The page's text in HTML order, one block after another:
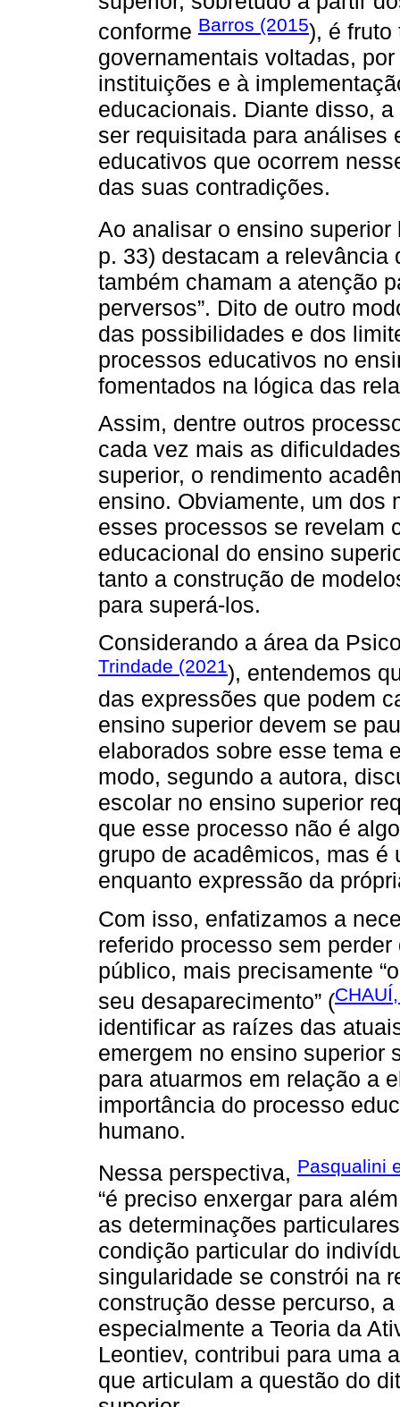
conforme Barros (2015), é fruto
governamentais voltadas,
instituições e à
educacionais. Diante disso,
ser requisitada para análises
educativos que ocorrem
das suas contradições.
Ao analisar o ensino
p. 33) destacam a
também chamam a atenção
perversos”. Dito de outro
das possibilidades e dos
processos educativos no
fomentados na lógica das
Assim, dentre outros
cada vez mais as
superior, o rendimento
ensino. Obviamente, um dos
esses processos se revelam
educacional do ensino
tanto a construção de
para superá-los.
Considerando a área da
Trindade (2021), entendemos
das expressões que podem
ensino superior devem se
elaborados sobre esse tema
modo, segundo a autora,
escolar no ensino superior
que esse processo não é
grupo de acadêmicos, mas é
enquanto expressão da
Com isso, enfatizamos a
referido processo sem
público, mais precisamente
seu desaparecimento” (
identificar as raízes das
emergem no ensino superior
para atuarmos em relação a
importância do processo
humano.
Nessa perspectiva, Pasqualini
“é preciso enxergar para
as determinações
condição particular do
singularidade se constrói na
construção desse percurso,
especialmente a Teoria da
Leontiev, contribui para uma
que articulam a questão do